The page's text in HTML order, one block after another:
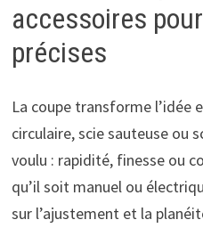
accessoires
précises
La coupe transforme l’idée
circulaire, scie sauteuse ou
voulu : rapidité, finesse ou
qu’il soit manuel ou
sur l’ajustement et la